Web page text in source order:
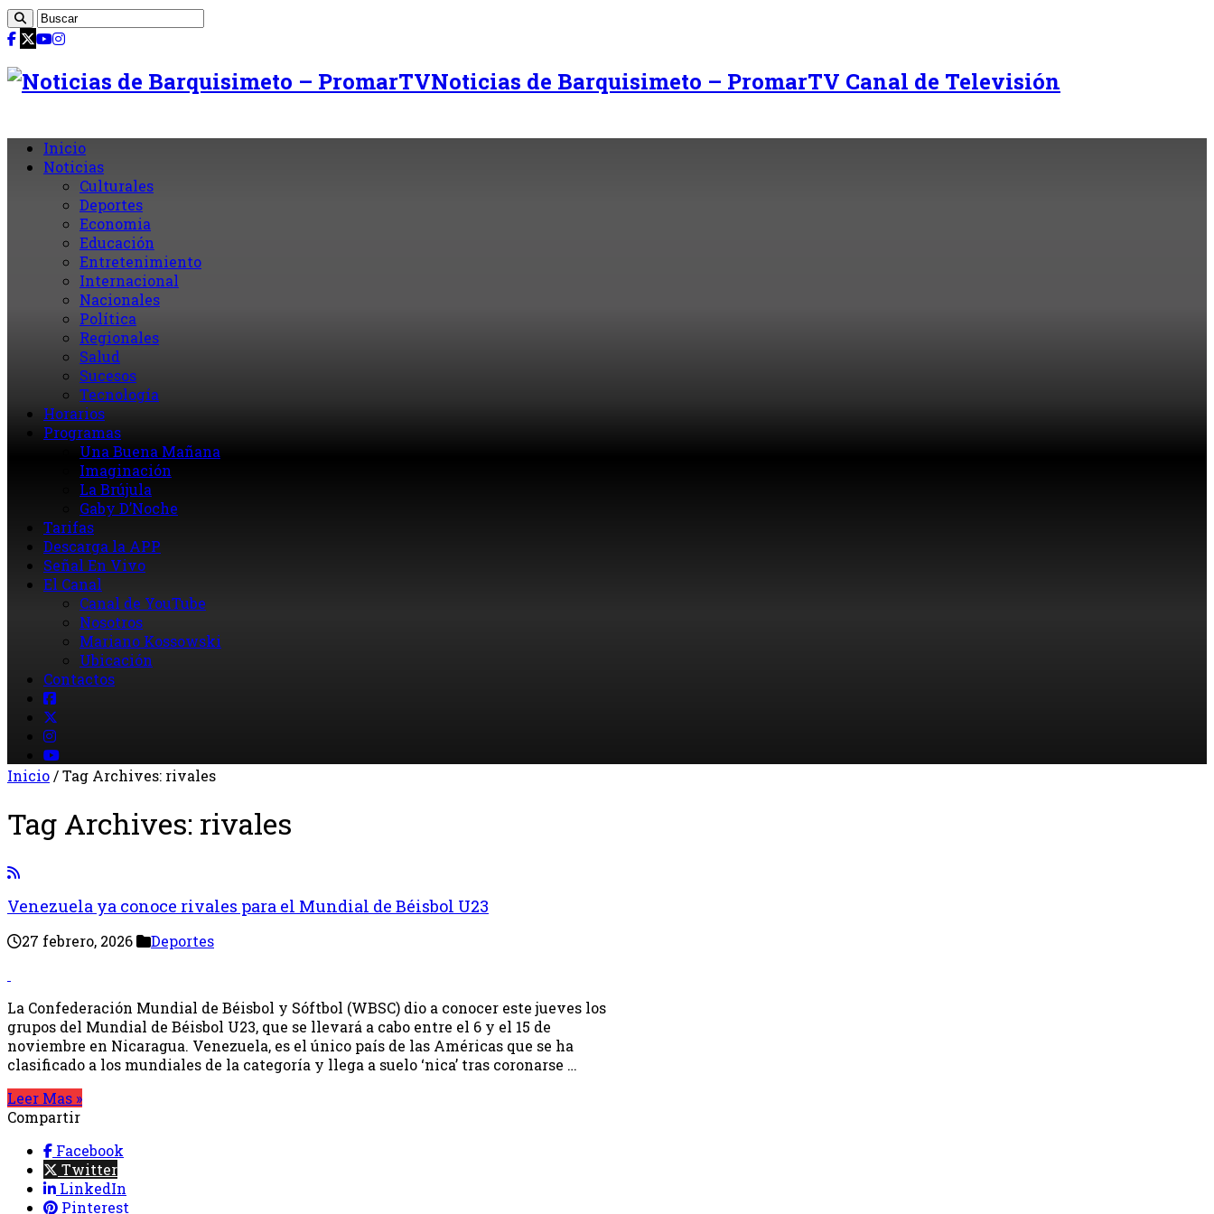
Noticias de Barquisimeto – PromarTV Canal de Televisión
Inicio
Noticias
Culturales
Deportes
Economia
Educación
Entretenimiento
Internacional
Nacionales
Política
Regionales
Salud
Sucesos
Tecnología
Horarios
Programas
Una Buena Mañana
Imaginación
La Brújula
Gaby D’Noche
Tarifas
Descarga la APP
Señal En Vivo
El Canal
Canal de YouTube
Nosotros
Mariano Kossowski
Ubicación
Contactos
Inicio/Tag Archives: rivales
Tag Archives: rivales
Venezuela ya conoce rivales para el Mundial de Béisbol U23
27 febrero, 2026 Deportes
La Confederación Mundial de Béisbol y Sóftbol (WBSC) dio a conocer este jueves los
grupos del Mundial de Béisbol U23, que se llevará a cabo entre el 6 y el 15 de
noviembre en Nicaragua. Venezuela, es el único país de las Américas que se ha
clasificado a los mundiales de la categoría y llega a suelo ‘nica’ tras coronarse …
Leer Mas »
Compartir
Facebook
Twitter
LinkedIn
Pinterest